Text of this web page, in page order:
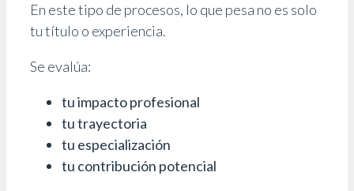
En este tipo de procesos, lo que pesa no es solo
tu título o experiencia.
Se evalúa:
tu impacto profesional
tu trayectoria
tu especialización
tu contribución potencial